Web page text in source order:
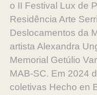
o II Festival Lux de
Residência Arte
Deslocamentos da
artista Alexandra
Memorial Getúlio
MAB-SC. Em 2024
coletivas Hecho en